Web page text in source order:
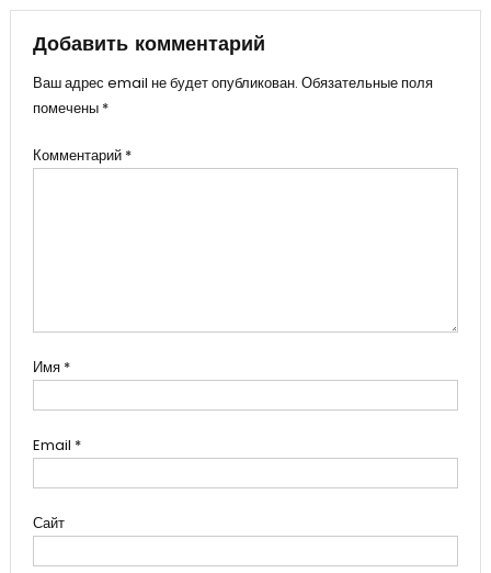
записям
Добавить комментарий
Ваш адрес email не будет опубликован. Обязательные поля
помечены *
Комментарий *
Имя *
Email *
Сайт